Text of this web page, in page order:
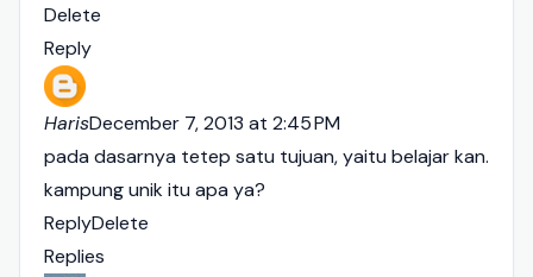
Delete
Reply
HarisDecember 7, 2013 at 2:45 PM
pada dasarnya tetep satu tujuan, yaitu belajar kan.
kampung unik itu apa ya?
ReplyDelete
Replies